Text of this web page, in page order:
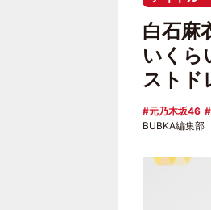
白石麻
いくら
ストド
元乃木坂46
BUBKA編集部